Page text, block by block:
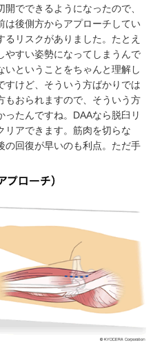
でできるようになったので、
は後側方からアプローチしてい
るリスクがありました。たとえ
やすい姿勢になってしまうんで
ということをちゃんと理解し
すけど、そういう方ばかりでは
もおられますので、そういう方
たんですね。DAAなら脱臼リ
リアできます。筋肉を切らな
の回復が早いのも利点。ただ手